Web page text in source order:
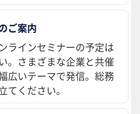
ご案内
ラインセミナーの予定は
。さまざまな企業と共催
広いテーマで発信。総務
てください。